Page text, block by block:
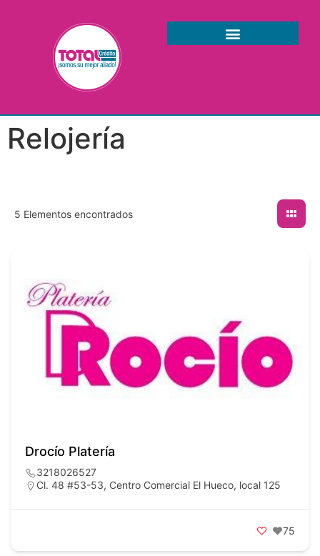
Relojería
5 Elementos encontrados
Drocío Platería
3218026527
Cl. 48 #53-53, Centro Comercial El Hueco, local 125
75